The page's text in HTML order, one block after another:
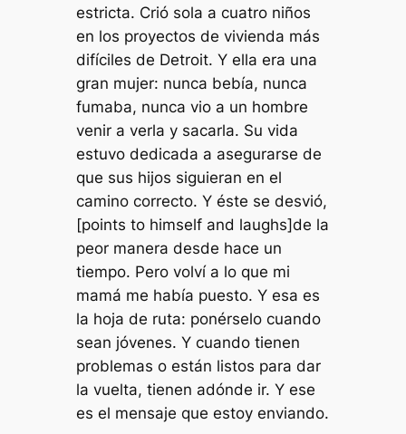
estricta. Crió sola a cuatro niños
en los proyectos de vivienda más
difíciles de Detroit. Y ella era una
gran mujer: nunca bebía, nunca
fumaba, nunca vio a un hombre
venir a verla y sacarla. Su vida
estuvo dedicada a asegurarse de
que sus hijos siguieran en el
camino correcto. Y éste se desvió,
[points to himself and laughs]de la
peor manera desde hace un
tiempo. Pero volví a lo que mi
mamá me había puesto. Y esa es
la hoja de ruta: ponérselo cuando
sean jóvenes. Y cuando tienen
problemas o están listos para dar
la vuelta, tienen adónde ir. Y ese
es el mensaje que estoy enviando.